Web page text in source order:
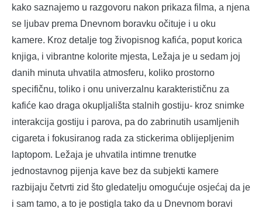
kako saznajemo u razgovoru nakon prikaza filma, a njena
se ljubav prema Dnevnom boravku očituje i u oku
kamere. Kroz detalje tog živopisnog kafića, poput korica
knjiga, i vibrantne kolorite mjesta, Ležaja je u sedam joj
danih minuta uhvatila atmosferu, koliko prostorno
specifičnu, toliko i onu univerzalnu karakterističnu za
kafiće kao draga okupljališta stalnih gostiju- kroz snimke
interakcija gostiju i parova, pa do zabrinutih usamljenih
cigareta i fokusiranog rada za stickerima oblijepljenim
laptopom. Ležaja je uhvatila intimne trenutke
jednostavnog pijenja kave bez da subjekti kamere
razbijaju četvrti zid što gledatelju omogućuje osjećaj da je
i sam tamo, a to je postigla tako da u Dnevnom boravi